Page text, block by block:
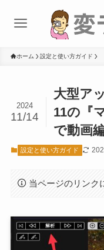
ホーム 設定と使い方ガイド
大型ア
11の『
で動画
2024
11/14
設定と使い方ガイド
当ページのリンク